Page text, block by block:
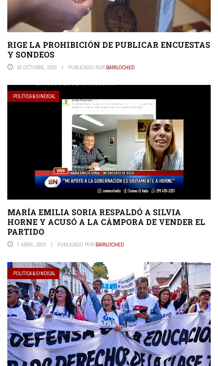
RIGE LA PROHIBICIÓN DE PUBLICAR ENCUESTAS
Y SONDEOS
15 OCTUBRE, 2023 PUBLICADO POR BARILOCHED
POLÍTICA & SINDICAL
MARÍA EMILIA SORIA RESPALDÓ A SILVIA
HORNE Y ACUSÓ A LA CÁMPORA DE VENDER EL
PARTIDO
7 ABRIL, 2023 PUBLICADO POR BARILOCHED
POLÍTICA & SINDICAL